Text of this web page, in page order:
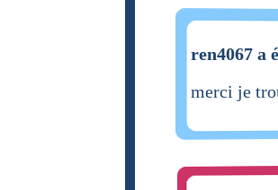
ren4067 a
merci je